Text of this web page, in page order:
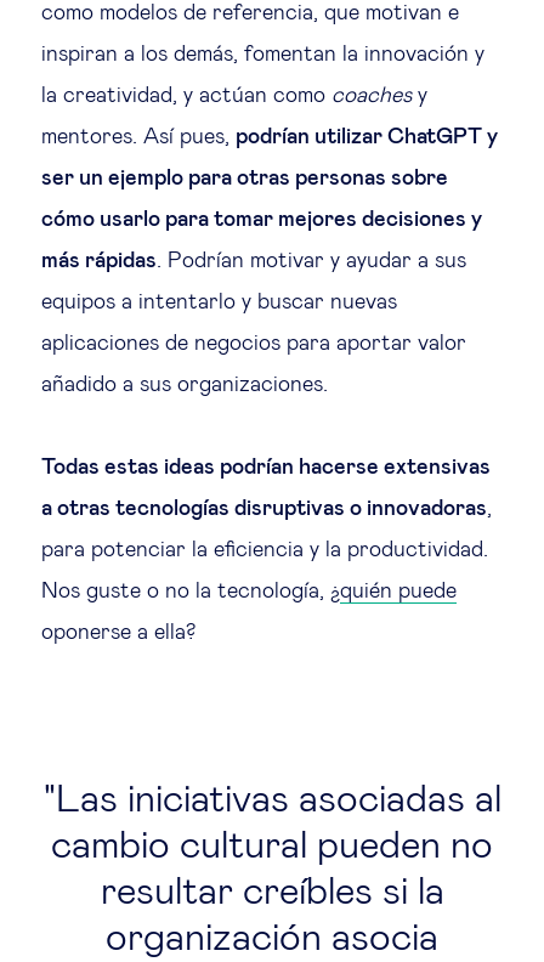
como modelos de referencia, que motivan e
inspiran a los demás, fomentan la innovación y
la creatividad, y actúan como coachesy
mentores. Así pues, podrían utilizar ChatGPT y
ser un ejemplo para otras personas sobre
cómo usarlo para tomar mejores decisiones y
más rápidas. Podrían motivar y ayudar a sus
equipos a intentarlo y buscar nuevas
aplicaciones de negocios para aportar valor
añadido a sus organizaciones.
Todas estas ideas podrían hacerse extensivas
a otras tecnologías disruptivas o innovadoras,
para potenciar la eficiencia y la productividad.
Nos guste o no la tecnología, ¿quién puede
oponerse a ella?
Las iniciativas asociadas al
cambio cultural pueden no
resultar creíbles si la
organización asocia